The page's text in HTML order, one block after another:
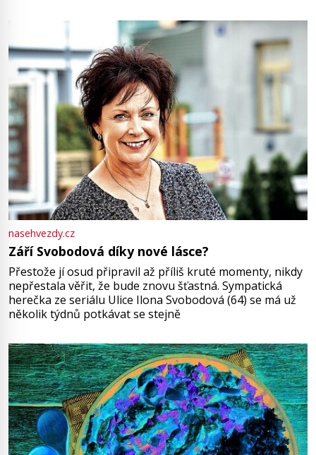
Jsme spolu moc rádi Tehdy byla jiná doba, když
nasehvezdy.cz
Září Svobodová díky nové lásce?
Přestože jí osud připravil až příliš kruté momenty, nikdy
nepřestala věřit, že bude znovu šťastná. Sympatická
herečka ze seriálu Ulice Ilona Svobodová (64) se má už
několik týdnů potkávat se stejně